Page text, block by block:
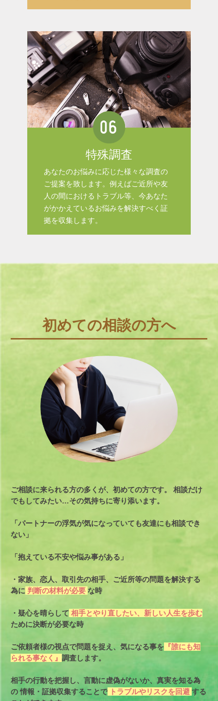
特殊調査
あなたのお悩みに応じた様々な調査の
ご提案を致します。例えばご近所や友
人の間におけるトラブル等、今あなた
がかかえているお悩みを解決すべく証
拠を収集します。
初めての相談の方へ
ご相談に来られる方の多くが、初めての方です。
相談だけ
でもしてみたい…その気持ちに寄り添います。
「パートナーの浮気が気になっていても友達にも相談でき
ない」
「抱えている不安や悩み事がある」
・家族、恋人、取引先の相手、ご近所等の問題を解決する
為に 判断の材料が必要な時
・疑心を晴らして 相手とやり直したい、新しい人生を歩む
ために決断が必要な時
ご依頼者様の視点で問題を捉え、気になる事を 『誰にも知
られる事なく』調査します。
相手の行動を把握し、言動に虚偽がないか、真実を知る為
の情報・証拠収集することで トラブルやリスクを回避する